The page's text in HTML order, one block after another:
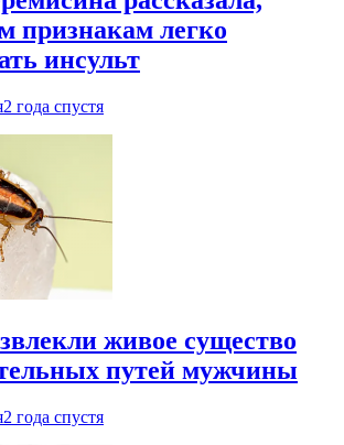
признакам легко
инсульт
2 года спустя
живое существо
путей мужчины
2 года спустя